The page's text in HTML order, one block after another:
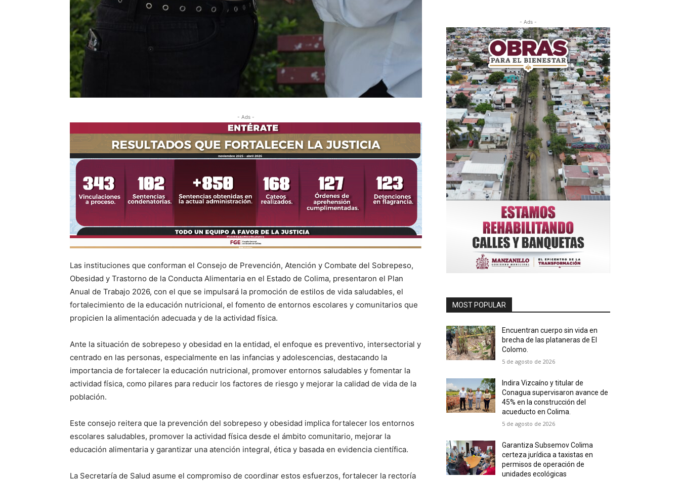
- Ads -
Las instituciones que conforman el Consejo de Prevención, Atención y Combate del Sobrepeso,
Obesidad y Trastorno de la Conducta Alimentaria en el Estado de Colima, presentaron el Plan
Anual de Trabajo 2026, con el que se impulsará la promoción de estilos de vida saludables, el
fortalecimiento de la educación nutricional, el fomento de entornos escolares y comunitarios que
propicien la alimentación adecuada y de la actividad física.
Ante la situación de sobrepeso y obesidad en la entidad, el enfoque es preventivo, intersectorial y
centrado en las personas, especialmente en las infancias y adolescencias, destacando la
importancia de fortalecer la educación nutricional, promover entornos saludables y fomentar la
actividad física, como pilares para reducir los factores de riesgo y mejorar la calidad de vida de la
población.
Este consejo reitera que la prevención del sobrepeso y obesidad implica fortalecer los entornos
escolares saludables, promover la actividad física desde el ámbito comunitario, mejorar la
educación alimentaria y garantizar una atención integral, ética y basada en evidencia científica.
La Secretaría de Salud asume el compromiso de coordinar estos esfuerzos, fortalecer la rectoría
- Ads -
MOST POPULAR
Encuentran cuerpo sin vida en
brecha de las plataneras de El
Colomo.
5 de agosto de 2026
Indira Vizcaíno y titular de
Conagua supervisaron avance de
45% en la construcción del
acueducto en Colima.
5 de agosto de 2026
Garantiza Subsemov Colima
certeza jurídica a taxistas en
permisos de operación de
unidades ecológicas